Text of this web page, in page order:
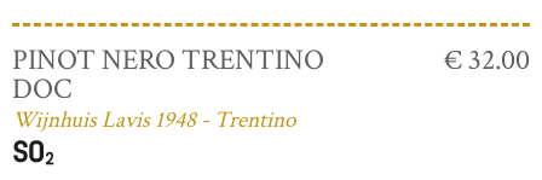
PINOT NERO TRENTINO
DOC
Wijnhuis Lavis 1948 - Trentino
€ 32.00